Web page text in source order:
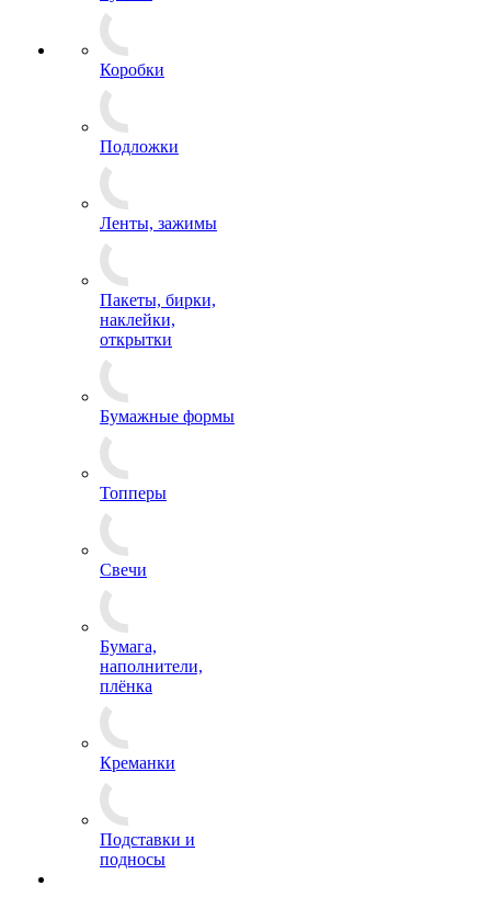
Коробки
Подложки
Ленты, зажимы
Пакеты, бирки,
наклейки,
открытки
Бумажные формы
Топперы
Свечи
Бумага,
наполнители,
плёнка
Креманки
Подставки и
подносы